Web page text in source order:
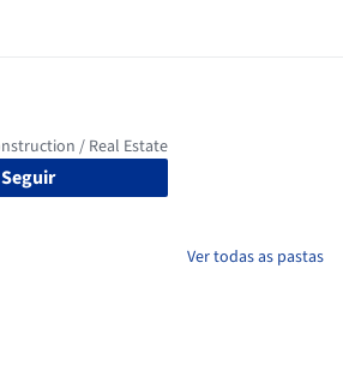
Seguir
Ver todas as pastas